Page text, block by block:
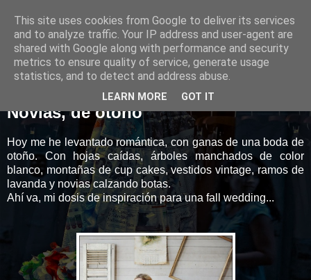
Style&Love
03 noviembre 2012
Novias, de otoño
Hoy me he levantado romántica, con ganas de una boda de
otoño. Con hojas caídas, árboles manchados de color
blanco, montañas de cup cakes, vestidos vintage, ramos de
lavanda y novias calzando botas.
Ahí va, mi dosis de inspiración para una fall wedding...
This site uses cookies from Google to deliver its services
and to analyze traffic. Your IP address and user-agent are
shared with Google along with performance and security
metrics to ensure quality of service, generate usage
statistics, and to detect and address abuse.
LEARN MORE GOT IT